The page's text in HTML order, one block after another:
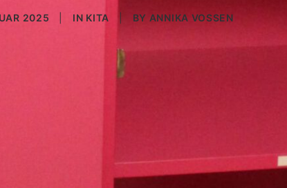
2025 IN KITA BY ANNIKA VOSSEN